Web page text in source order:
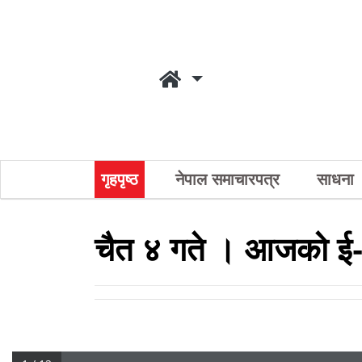
गृहपृष्ठ नेपाल समाचारपत्र साधना
चैत ४ गते । आजको ई-